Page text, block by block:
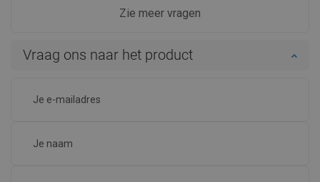
Zie meer vragen
Vraag ons naar het product